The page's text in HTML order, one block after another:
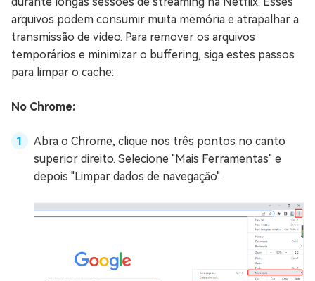
arquivos podem consumir muita memória e atrapalhar a
transmissão de vídeo. Para remover os arquivos
temporários e minimizar o buffering, siga estes passos
para limpar o cache:
No Chrome:
Abra o Chrome, clique nos três pontos no canto
superior direito. Selecione "Mais Ferramentas" e
depois "Limpar dados de navegação".